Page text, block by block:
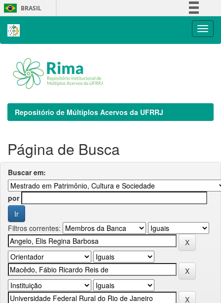
Skip
navigation
BRASIL
Repositório de Múltiplos Acervos da UFRRJ
Página de Busca
Buscar em:
por
Filtros correntes: